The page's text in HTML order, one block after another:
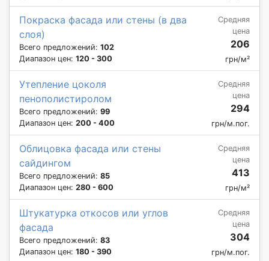
Покраска фасада или стены (в два
слоя)
Всего предложений: 102
Диапазон цен: 120 - 300
Средняя
цена
206
грн/м²
Утепление цоколя
пенополистиролом
Всего предложений: 99
Диапазон цен: 200 - 400
Средняя
цена
294
грн/м.пог.
Облицовка фасада или стены
сайдингом
Всего предложений: 85
Диапазон цен: 280 - 600
Средняя
цена
413
грн/м²
Штукатурка откосов или углов
фасада
Всего предложений: 83
Диапазон цен: 180 - 390
Средняя
цена
304
грн/м.пог.